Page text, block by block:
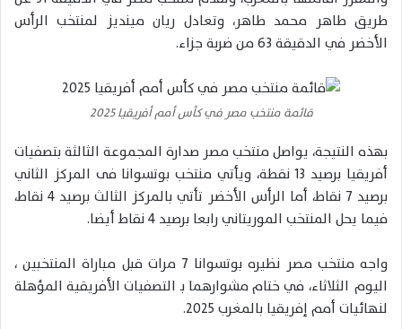
طريق طاهر محمد طاهر، وتعادل ريان مينديز لمنتخب الرأس
الأخضر في الدقيقة 63 من ضربة جزاء.
قائمة منتخب مصر في كأس أمم أفريقيا 2025
بهذه النتيجة، يواصل منتخب مصر صدارة المجموعة الثالثة بتصفيات
أفريقيا برصيد 13 نقطة، ويأتي منتخب بوتسوانا فى المركز الثاني
برصيد 7 نقاط، أما الرأس الأخضر تأتي بالمركز الثالث برصيد 4 نقاط،
فيما يحل المنتخب الموريتاني رابعا برصيد 4 نقاط أيضا.
واجه منتخب مصر نظيره بوتسوانا 7 مرات قبل مباراة المنتخبين ،
اليوم الثلاثاء، في ختام مشوارهما بـ التصفيات الأفريقية المؤهلة
لنهائيات أمم إفريقيا بالمغرب 2025.